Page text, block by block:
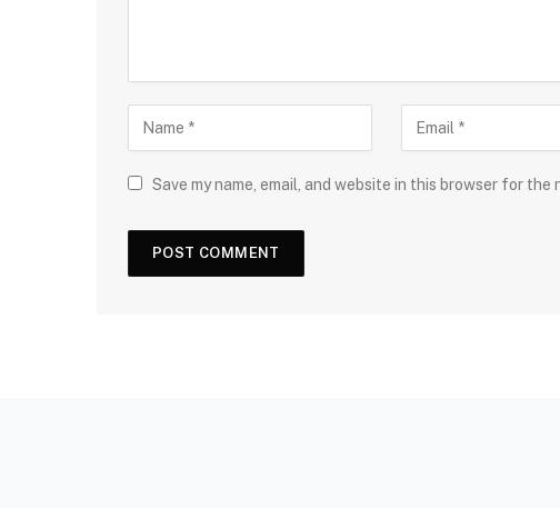
Save my name, email, and website in this browser for the